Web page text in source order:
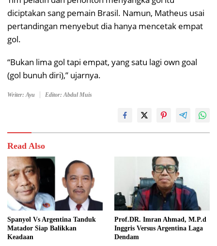
diciptakan sang pemain Brasil. Namun, Matheus usai
pertandingan menyebut dia hanya mencetak empat
gol.
“Bukan lima gol tapi empat, yang satu lagi own goal
(gol bunuh diri),” ujarnya.
Writer: Ayu Editor: Abdul Muis
Read Also
Spanyol Vs Argentina Tanduk
Matador Siap Balikkan
Keadaan
Prof.DR. Imran Ahmad, M.P.d
Inggris Versus Argentina Laga
Dendam